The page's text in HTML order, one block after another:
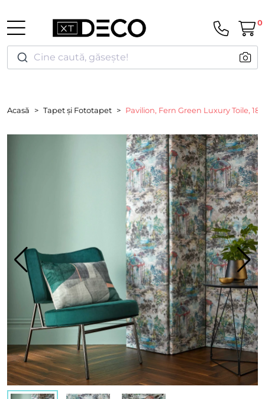
Cine caută, găsește!
0
Acasă Tapet și Fototapet Pavilion, Fern Green Luxury Toile,